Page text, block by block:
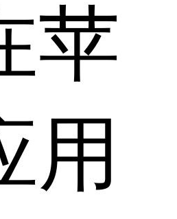
苹
用